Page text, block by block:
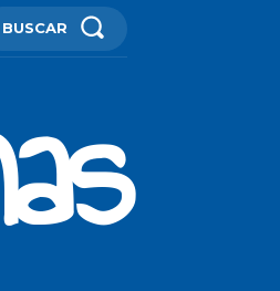
BUSCAR